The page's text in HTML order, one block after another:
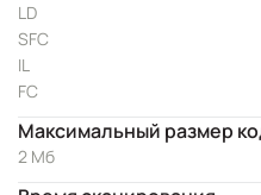
LD
SFC
IL
FC
Максимальный размер
2 Мб